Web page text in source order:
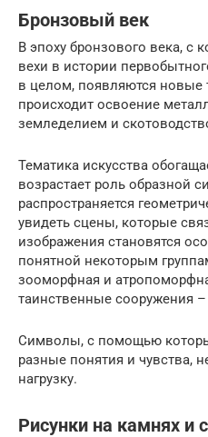
Бронзовый век
В эпоху бронзового века, с
вехи в истории
в целом, появляются новые
происходит освоение
земледелием и
Тематика искусства
возрастает роль образной
распространяется
увидеть сцены, которые
изображения становятся
понятной некоторым
зооморфная и
таинственные сооружения
Символы, с помощью
разные понятия и чувства,
нагрузку.
Рисунки на камнях и